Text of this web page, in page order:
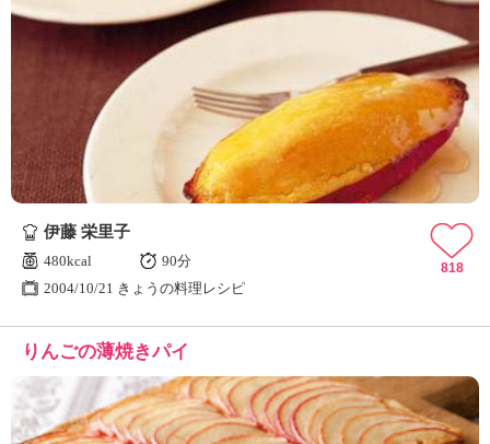
伊藤 栄里子
480kcal
90分
2004/10/21 きょうの料理レシピ
818
りんごの薄焼きパイ